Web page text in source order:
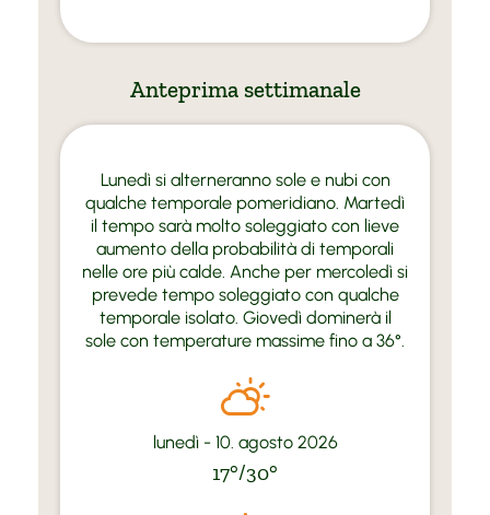
Anteprima settimanale
Lunedì si alterneranno sole e nubi con
qualche temporale pomeridiano. Martedì
il tempo sarà molto soleggiato con lieve
aumento della probabilità di temporali
nelle ore più calde. Anche per mercoledì si
prevede tempo soleggiato con qualche
temporale isolato. Giovedì dominerà il
sole con temperature massime fino a 36°.
lunedì - 10. agosto 2026
17°/30°